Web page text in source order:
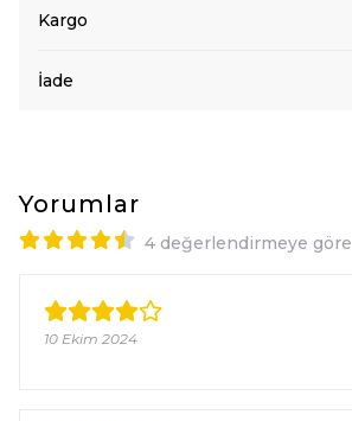
Kargo
İade
Yorumlar
4 değerlendirmeye göre
10 Ekim 2024